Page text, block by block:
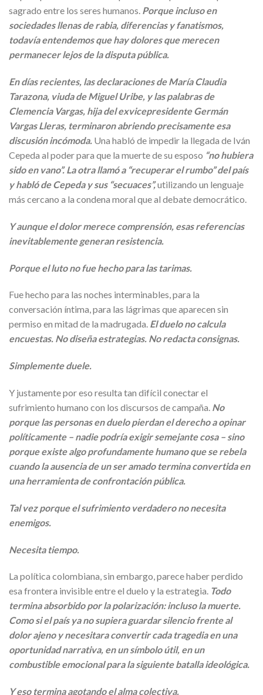
sagrado entre los seres humanos. Porque incluso en
sociedades llenas de rabia, diferencias y fanatismos,
todavía entendemos que hay dolores que merecen
permanecer lejos de la disputa pública.
En días recientes, las declaraciones de María Claudia
Tarazona, viuda de Miguel Uribe, y las palabras de
Clemencia Vargas, hija del exvicepresidente Germán
Vargas Lleras, terminaron abriendo precisamente esa
discusión incómoda. Una habló de impedir la llegada de Iván
Cepeda al poder para que la muerte de su esposo “no hubiera
sido en vano”. La otra llamó a “recuperar el rumbo” del país
y habló de Cepeda y sus “secuaces”,utilizando un lenguaje
más cercano a la condena moral que al debate democrático.
Y aunque el dolor merece comprensión, esas referencias
inevitablemente generan resistencia.
Porque el luto no fue hecho para las tarimas.
Fue hecho para las noches interminables, para la
conversación íntima, para las lágrimas que aparecen sin
permiso en mitad de la madrugada. El duelo no calcula
encuestas. No diseña estrategias. No redacta consignas.
Simplemente duele.
Y justamente por eso resulta tan difícil conectar el
sufrimiento humano con los discursos de campaña. No
porque las personas en duelo pierdan el derecho a opinar
políticamente – nadie podría exigir semejante cosa – sino
porque existe algo profundamente humano que se rebela
cuando la ausencia de un ser amado termina convertida en
una herramienta de confrontación pública.
Tal vez porque el sufrimiento verdadero no necesita
enemigos.
Necesita tiempo.
La política colombiana, sin embargo, parece haber perdido
esa frontera invisible entre el duelo y la estrategia. Todo
termina absorbido por la polarización: incluso la muerte.
Como si el país ya no supiera guardar silencio frente al
dolor ajeno y necesitara convertir cada tragedia en una
oportunidad narrativa, en un símbolo útil, en un
combustible emocional para la siguiente batalla ideológica.
Y eso termina agotando el alma colectiva.